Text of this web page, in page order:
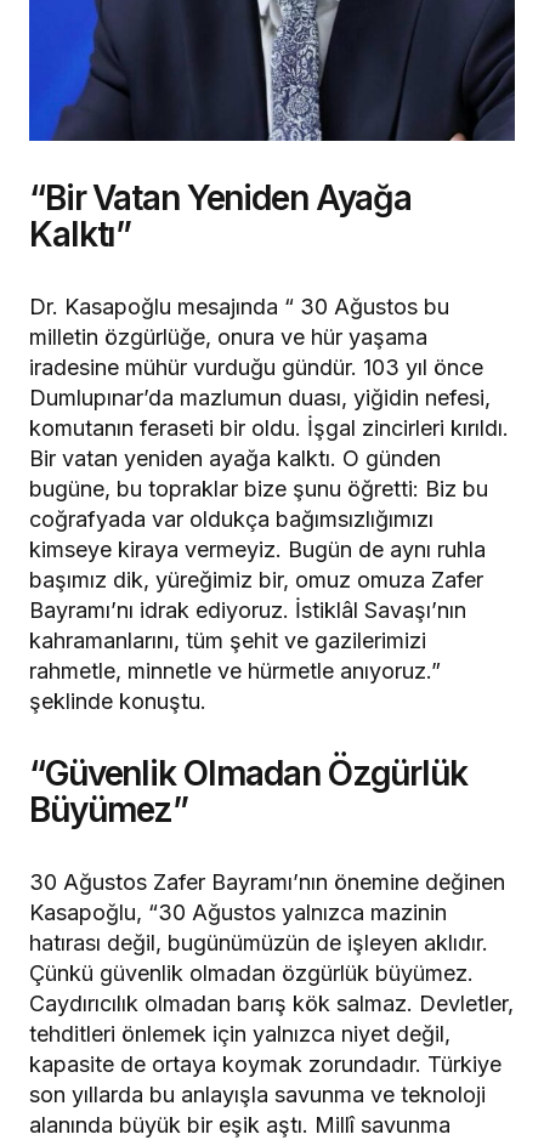
“Bir Vatan Yeniden Ayağa
Kalktı”
Dr. Kasapoğlu mesajında “ 30 Ağustos bu
milletin özgürlüğe, onura ve hür yaşama
iradesine mühür vurduğu gündür. 103 yıl önce
Dumlupınar’da mazlumun duası, yiğidin nefesi,
komutanın feraseti bir oldu. İşgal zincirleri kırıldı.
Bir vatan yeniden ayağa kalktı. O günden
bugüne, bu topraklar bize şunu öğretti: Biz bu
coğrafyada var oldukça bağımsızlığımızı
kimseye kiraya vermeyiz. Bugün de aynı ruhla
başımız dik, yüreğimiz bir, omuz omuza Zafer
Bayramı’nı idrak ediyoruz. İstiklâl Savaşı’nın
kahramanlarını, tüm şehit ve gazilerimizi
rahmetle, minnetle ve hürmetle anıyoruz.”
şeklinde konuştu.
“Güvenlik Olmadan Özgürlük
Büyümez”
30 Ağustos Zafer Bayramı’nın önemine değinen
Kasapoğlu, “30 Ağustos yalnızca mazinin
hatırası değil, bugünümüzün de işleyen aklıdır.
Çünkü güvenlik olmadan özgürlük büyümez.
Caydırıcılık olmadan barış kök salmaz. Devletler,
tehditleri önlemek için yalnızca niyet değil,
kapasite de ortaya koymak zorundadır. Türkiye
son yıllarda bu anlayışla savunma ve teknoloji
alanında büyük bir eşik aştı. Millî savunma